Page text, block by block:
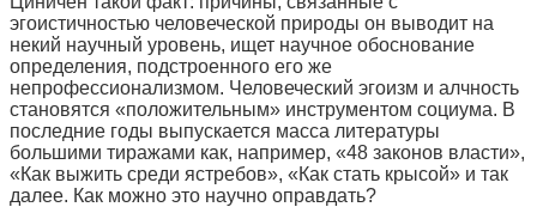
эгоистичностью человеческой природы он выводит на
некий научный уровень, ищет научное обоснование
определения, подстроенного его же
непрофессионализмом. Человеческий эгоизм и алчность
становятся «положительным» инструментом социума. В
последние годы выпускается масса литературы
большими тиражами как, например, «48 законов власти»,
«Как выжить среди ястребов», «Как стать крысой» и так
далее. Как можно это научно оправдать?